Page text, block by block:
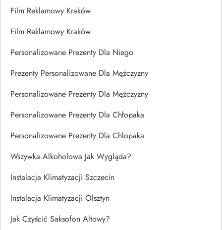
Film Reklamowy Kraków
Film Reklamowy Kraków
Personalizowane Prezenty Dla Niego
Prezenty Personalizowane Dla Mężczyzny
Personalizowane Prezenty Dla Mężczyzny
Personalizowane Prezenty Dla Chłopaka
Personalizowane Prezenty Dla Chlopaka
Wszywka Alkoholowa Jak Wygląda?
Instalacja Klimatyzacji Szczecin
Instalacja Klimatyzacji Olsztyn
Jak Czyścić Saksofon Altowy?